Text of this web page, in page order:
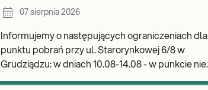
07 sierpnia 2026
Informujemy o następujących ograniczeniach dla
punktu pobrań przy ul. Starorynkowej 6/8 w
Grudziądzu: w dniach 10.08-14.08 - w punkcie nie